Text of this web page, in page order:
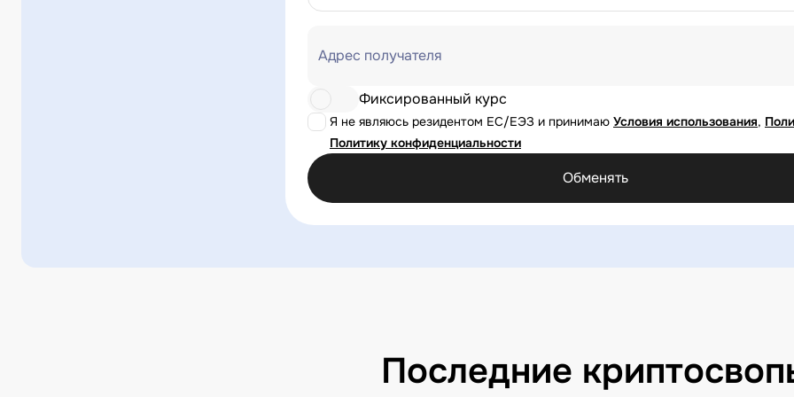
Адрес получателя
Я не являюсь резидентом ЕС/ЕЭЗ и принимаю Условия использования,
Политику конфиденциальности
Фиксированный курс
Обменять
Последние